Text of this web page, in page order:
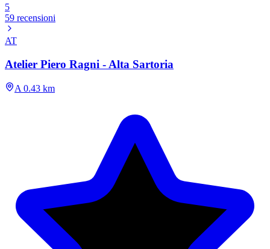
5
59 recensioni
AT
Atelier Piero Ragni - Alta Sartoria
A 0.43 km